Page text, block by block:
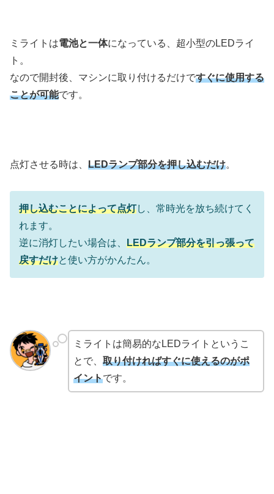
ミライトは電池と一体になっている、超小型のLEDライ
ト。
なので開封後、マシンに取り付けるだけですぐに使用する
ことが可能です。
点灯させる時は、 LEDランプ部分を押し込むだけ。
押し込むことによって点灯し、常時光を放ち続けてく
れます。
逆に消灯したい場合は、 LEDランプ部分を引っ張って
戻すだけと使い方がかんたん。
ミライトは簡易的なLEDライトというこ
とで、 取り付ければすぐに使えるのがポ
イントです。